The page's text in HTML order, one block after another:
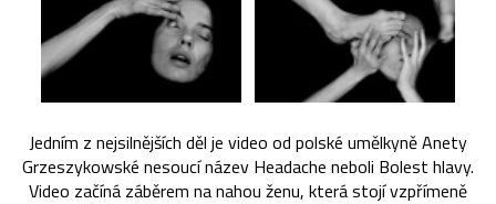
Jedním z nejsilnějších děl je video od polské umělkyně Anety
Grzeszykowské nesoucí název Headache neboli Bolest hlavy.
Video začíná záběrem na nahou ženu, která stojí vzpřímeně